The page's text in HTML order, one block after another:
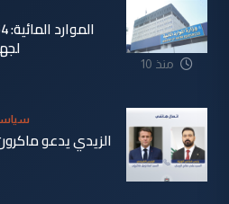
منذ 10
الزيدي يدعو